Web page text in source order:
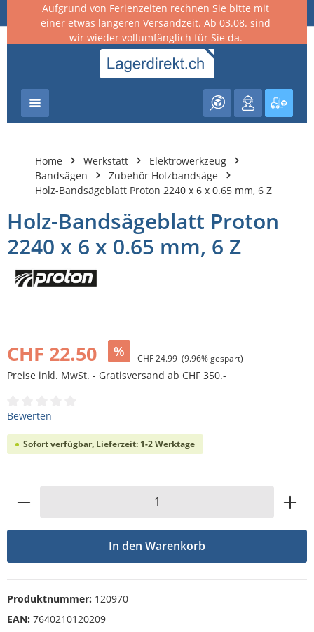
springen
Aufgrund von Ferienzeiten rechnen Sie bitte mit
einer etwas längeren Versandzeit. Ab 03.08. sind
wir wieder vollumfänglich für Sie da.
Home Werkstatt
Elektrowerkzeug
Bandsägen
Zubehör Holzbandsäge
Holz-Bandsägeblatt Proton 2240 x 6 x 0.65 mm, 6 Z
Holz-Bandsägeblatt Proton
2240 x 6 x 0.65 mm, 6 Z
CHF 22.50 % CHF 24.99(9.96% gespart)
Preise inkl. MwSt. - Gratisversand ab CHF 350.-
Durchschnittliche Bewertung von 0 von 5 Sternen
Bewerten
Sofort verfügbar, Lieferzeit: 1-2 Werktage
Produkt Anzahl: Gib den gewünschten
In den Warenkorb
Produktnummer: 120970
EAN: 7640210120209